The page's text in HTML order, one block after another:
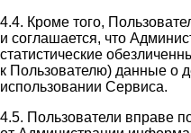
4.4. Кроме того,
и соглашается, что
статистические
к Пользователю) данные о
использовании Сервиса.
4.5. Пользователи вправе